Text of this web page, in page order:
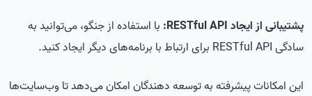
پشتیبانی از ایجاد RESTful API:
با استفاده از جنگو، می‌توانید به
سادگی RESTful API برای ارتباط با برنامه‌های دیگر ایجاد کنید.
این امکانات پیشرفته به توسعه دهندگان امکان می‌دهد تا وب‌سایت‌ها